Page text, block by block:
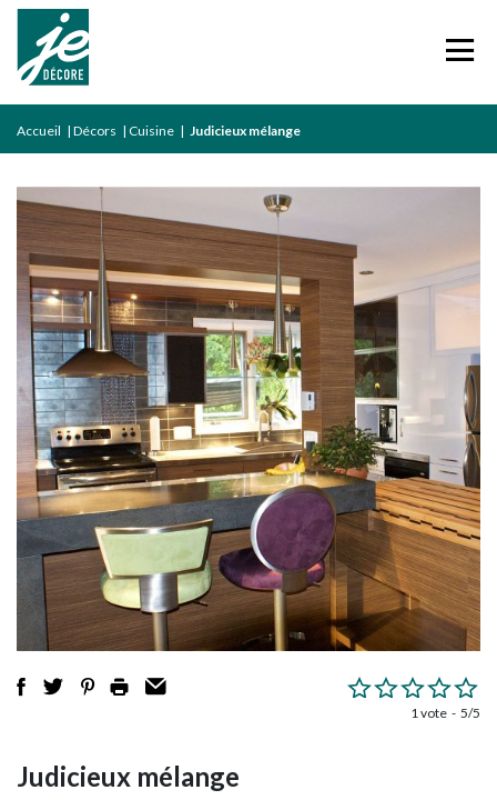
Accueil | Décors | Cuisine | Judicieux mélange
1 vote 5/5
Judicieux mélange